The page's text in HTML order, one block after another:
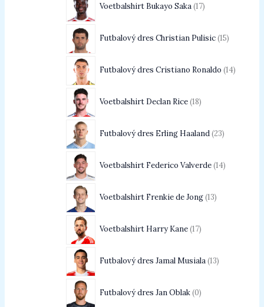
Voetbalshirt Bukayo Saka 17
Futbalový dres Christian Pulisic 15
Futbalový dres Cristiano Ronaldo 14
Voetbalshirt Declan Rice 18
Futbalový dres Erling Haaland 23
Voetbalshirt Federico Valverde 14
Voetbalshirt Frenkie de Jong 13
Voetbalshirt Harry Kane 17
Futbalový dres Jamal Musiala 13
Futbalový dres Jan Oblak 0